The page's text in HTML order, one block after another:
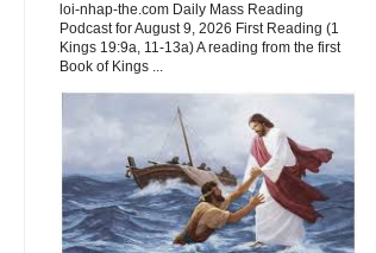
loi-nhap-the.com Daily Mass Reading
Podcast for August 9, 2026 First Reading (1
Kings 19:9a, 11-13a) A reading from the first
Book of Kings ...